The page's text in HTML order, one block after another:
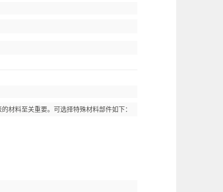
材料至关重要。可选择特殊材料部件如下：